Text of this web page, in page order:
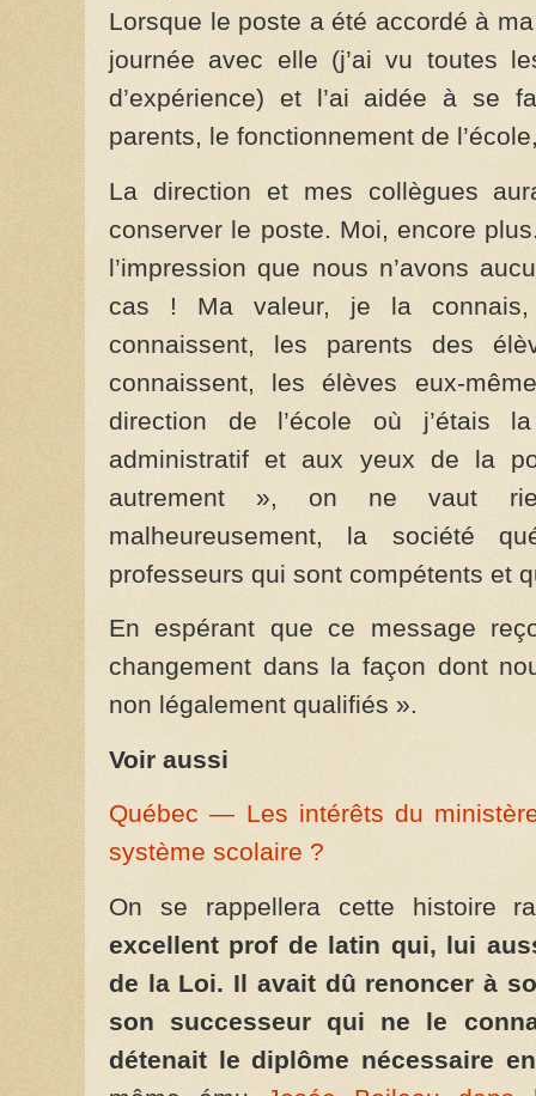
Lorsque le poste a été accordé à
journée avec elle (j’ai vu toutes
d’expérience) et l’ai aidée à se
parents, le fonctionnement de
La direction et mes collègues
conserver le poste. Moi, encore
l’impression que nous n’avons
cas ! Ma valeur, je la
connaissent, les parents des
connaissent, les élèves eux-
direction de l’école où j’étais
administratif et aux yeux de la
autrement », on ne vaut
malheureusement, la société
professeurs qui sont compétents et
En espérant que ce message
changement dans la façon dont
non légalement qualifiés ».
Voir aussi
Québec — Les intérêts du
système scolaire ?
On se rappellera cette histoire
excellent prof de latin qui, lui
de la Loi. Il avait dû renoncer à
son successeur qui ne le
détenait le diplôme nécessaire